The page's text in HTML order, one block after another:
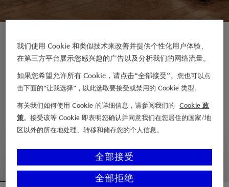
我们使用 Cookie 和类似技术来改善并提供个性化用户体验、
在第三方平台展示您感兴趣的广告以及分析我们的网络流量。
如果您希望允许所有 Cookie，请点击“全部接受”。您也可以点
击下面的“让我选择”，以此选取要接受或禁用的 Cookie 类型。
有关我们如何使用 Cookie 的详细信息，请参阅我们的
Cookie 政
策。接受该等 Cookie 即表明您确认并同意我们在您居住的国家/地
区以外的所在地处理、转移和储存您的个人信息。
全部拒绝
全部接受